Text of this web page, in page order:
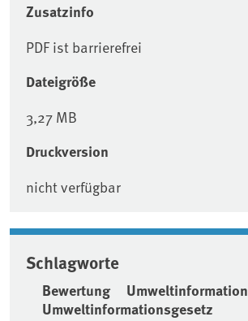
Zusatzinfo
PDF ist barrierefrei
Dateigröße
3,27 MB
Druckversion
nicht verfügbar
Schlagworte
Bewertung
Umweltinformation
Umweltinformationsgesetz